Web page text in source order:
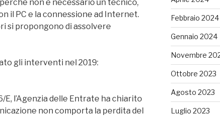
non è necessario un tecnico,
il PC e la connessione ad Internet.
si propongono di assolvere
gli interventi nel 2019:
l’Agenzia delle Entrate ha chiarito
non comporta la perdita del
Febbraio 2024
Gennaio 2024
Novembre
Ottobre 2023
Agosto 2023
Luglio 2023